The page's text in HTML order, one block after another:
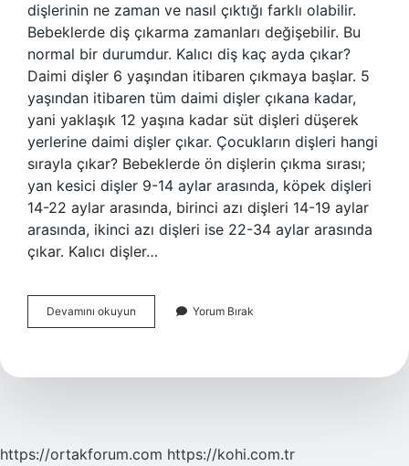
dişlerinin ne zaman ve nasıl çıktığı farklı olabilir.
Bebeklerde diş çıkarma zamanları değişebilir. Bu
normal bir durumdur. Kalıcı diş kaç ayda çıkar?
Daimi dişler 6 yaşından itibaren çıkmaya başlar. 5
yaşından itibaren tüm daimi dişler çıkana kadar,
yani yaklaşık 12 yaşına kadar süt dişleri düşerek
yerlerine daimi dişler çıkar. Çocukların dişleri hangi
sırayla çıkar? Bebeklerde ön dişlerin çıkma sırası;
yan kesici dişler 9-14 aylar arasında, köpek dişleri
14-22 aylar arasında, birinci azı dişleri 14-19 aylar
arasında, ikinci azı dişleri ise 22-34 aylar arasında
çıkar. Kalıcı dişler…
Devamını okuyun
Dişler
Çıkar
Yorum Bırak
https://ortakforum.com https://kohi.com.tr